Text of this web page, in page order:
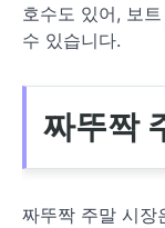
호수도 있어, 보
수 있습니다.
짜뚜짝
짜뚜짝 주말 시장